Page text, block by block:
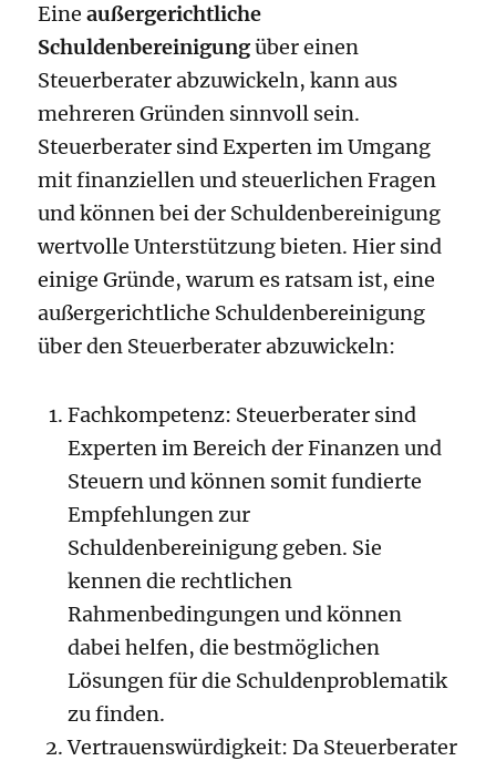
Eineaußergerichtliche
Schuldenbereinigungüber einen
Steuerberater abzuwickeln, kann aus
mehreren Gründen sinnvoll sein.
Steuerberater sind Experten im Umgang
mit finanziellen und steuerlichen Fragen
und können bei der Schuldenbereinigung
wertvolle Unterstützung bieten. Hier sind
einige Gründe, warum es ratsam ist, eine
außergerichtliche Schuldenbereinigung
über den Steuerberater abzuwickeln:
Fachkompetenz: Steuerberater sind
Experten im Bereich der Finanzen und
Steuern und können somit fundierte
Empfehlungen zur
Schuldenbereinigung geben. Sie
kennen die rechtlichen
Rahmenbedingungen und können
dabei helfen, die bestmöglichen
Lösungen für die Schuldenproblematik
zu finden.
Vertrauenswürdigkeit: Da Steuerberater